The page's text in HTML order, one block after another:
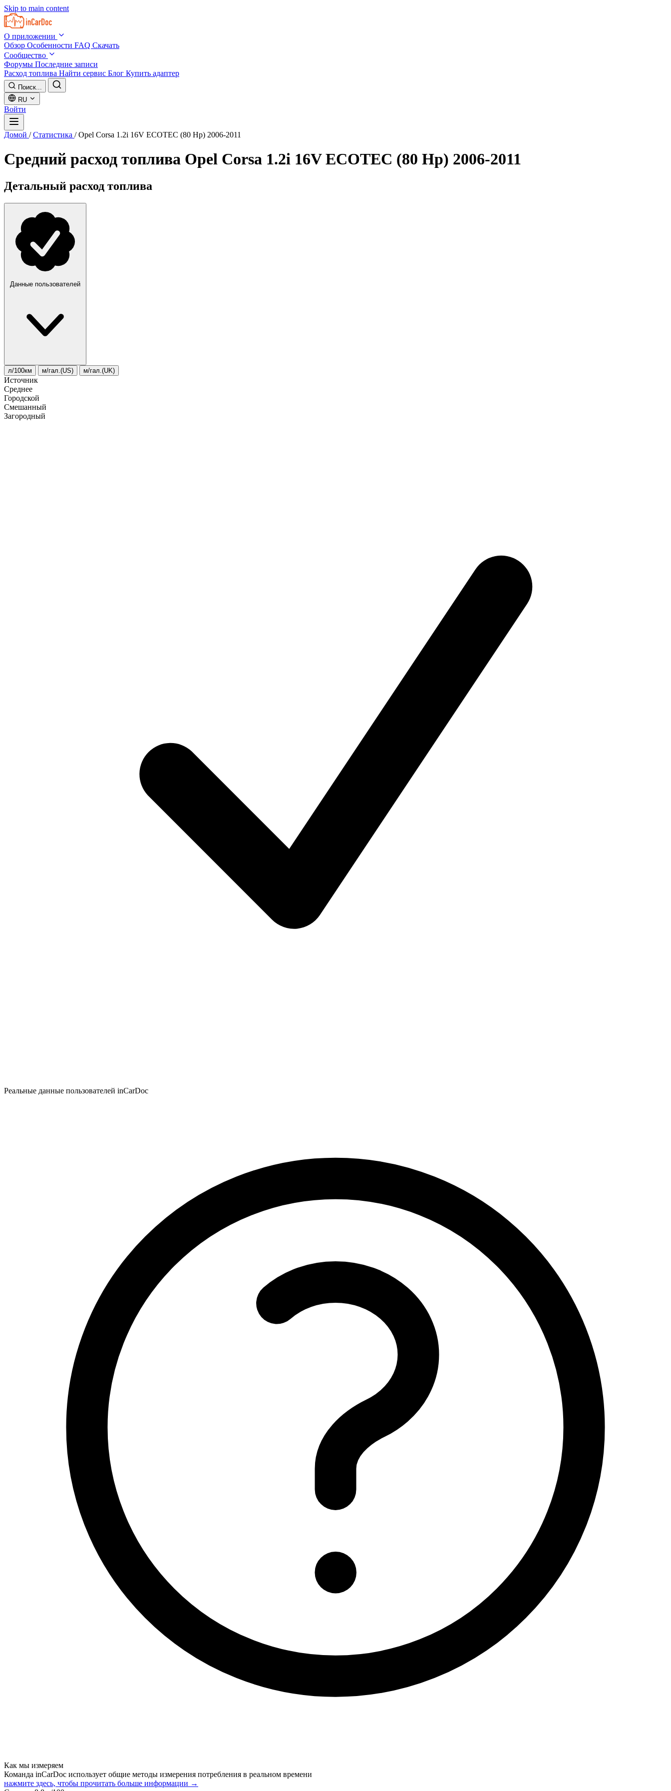
Skip to main content
О приложении
Обзор Особенности FAQ Скачать
Сообщество
Форумы Последние записи
Расход топлива Найти сервис Блог Купить адаптер
Поиск...
RU
Войти
Домой / Статистика / Opel Corsa 1.2i 16V ECOTEC (80 Hp) 2006-2011
Средний расход топлива Opel Corsa 1.2i 16V ECOTEC (80 Hp) 2006-2011
Детальный расход топлива
Данные пользователей
л/100км м/гал.(US) м/гал.(UK)
Источник
Среднее
Городской
Смешанный
Загородный
Реальные данные пользователей inCarDoc
Как мы измеряем
Команда inCarDoc использует общие методы измерения потребления в реальном времени
нажмите здесь, чтобы прочитать больше информации →